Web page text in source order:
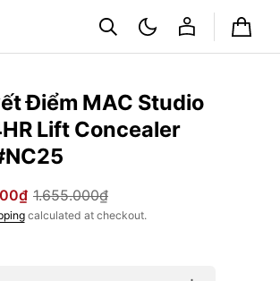
Cart
Điểm MAC Studio
Lift Concealer
1.655.000₫
calculated at checkout.